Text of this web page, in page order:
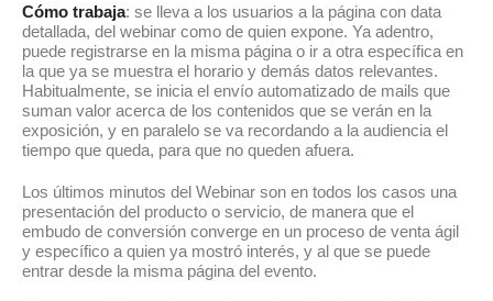
Cómo trabaja: se lleva a los usuarios a la página con data
detallada, del webinar como de quien expone. Ya adentro,
puede registrarse en la misma página o ir a otra específica en
la que ya se muestra el horario y demás datos relevantes.
Habitualmente, se inicia el envío automatizado de mails que
suman valor acerca de los contenidos que se verán en la
exposición, y en paralelo se va recordando a la audiencia el
tiempo que queda, para que no queden afuera.
Los últimos minutos del Webinar son en todos los casos una
presentación del producto o servicio, de manera que el
embudo de conversión converge en un proceso de venta ágil
y específico a quien ya mostró interés, y al que se puede
entrar desde la misma página del evento.